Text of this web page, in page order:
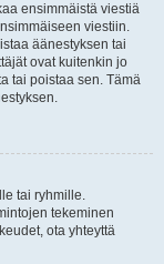
ensimmäistä viestiä
viestiin.
äänestyksen tai
ovat kuitenkin jo
tai poistaa sen. Tämä
tai ryhmille.
tekeminen
ota yhteyttä